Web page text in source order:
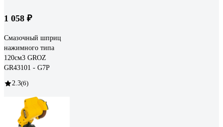
1 058 ₽
Смазочный шприц
нажимного типа
120см3 GROZ
GR43101 - G7P
2.3(6)